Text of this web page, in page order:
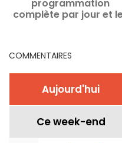
programmation
complète par jour et
COMMENTAIRES
Aujourd'hui
Ce week-end